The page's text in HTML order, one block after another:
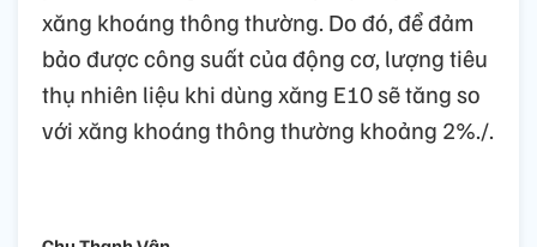
xăng khoáng thông thường. Do đó, để đảm
bảo được công suất của động cơ, lượng tiêu
thụ nhiên liệu khi dùng xăng E10 sẽ tăng so
với xăng khoáng thông thường khoảng 2%./.